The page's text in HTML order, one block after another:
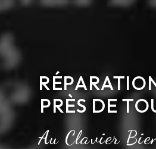
PRÈS DE
Au Clavier